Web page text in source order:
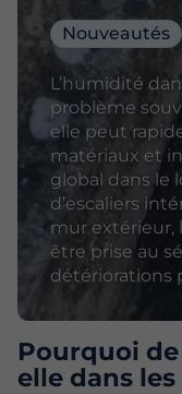
Nouveautés
L’humidité
problème
elle peut
matériaux et
global dans le
d’escaliers
mur extérieur,
être prise au
détériorations
Pourquoi
elle dans les